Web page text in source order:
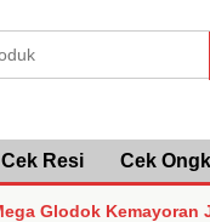
Cek Resi Cek
Kemayoran